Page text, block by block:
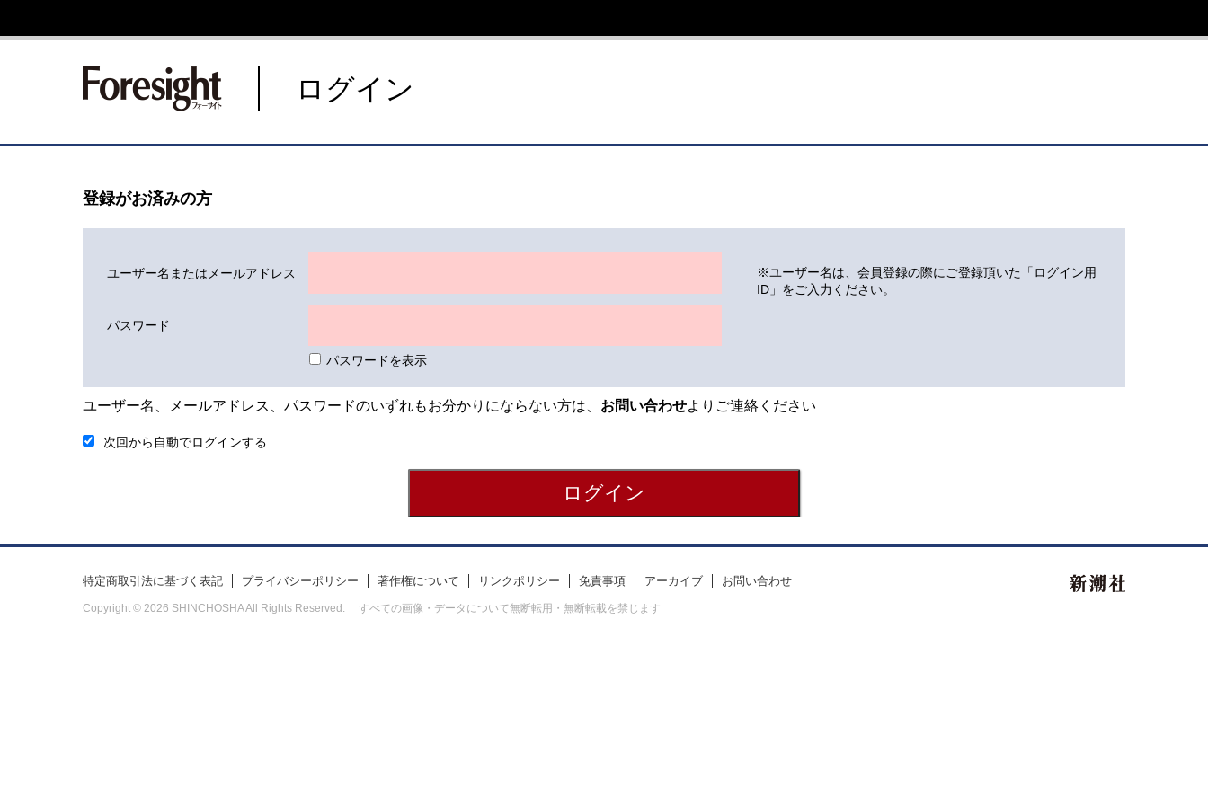
新潮社 Foresight フォーサイト
ログイン
登録がお済みの方
ユーザー名またはメールアドレス
パスワード
パスワードを表示
※ユーザー名は、会員登録の際にご登録頂いた「ログイン用
ID」をご入力ください。
ユーザー名、メールアドレス、パスワードのいずれもお分かりにならない方は、 お問い合わせよりご連絡ください
次回から自動でログインする
特定商取引法に基づく表記 プライバシーポリシー 著作権について リンクポリシー 免責事項 アーカイブ お問い合わせ
Copyright © 2026 SHINCHOSHA All Rights Reserved. すべての画像・データについて無断転用・無断転載を禁じます